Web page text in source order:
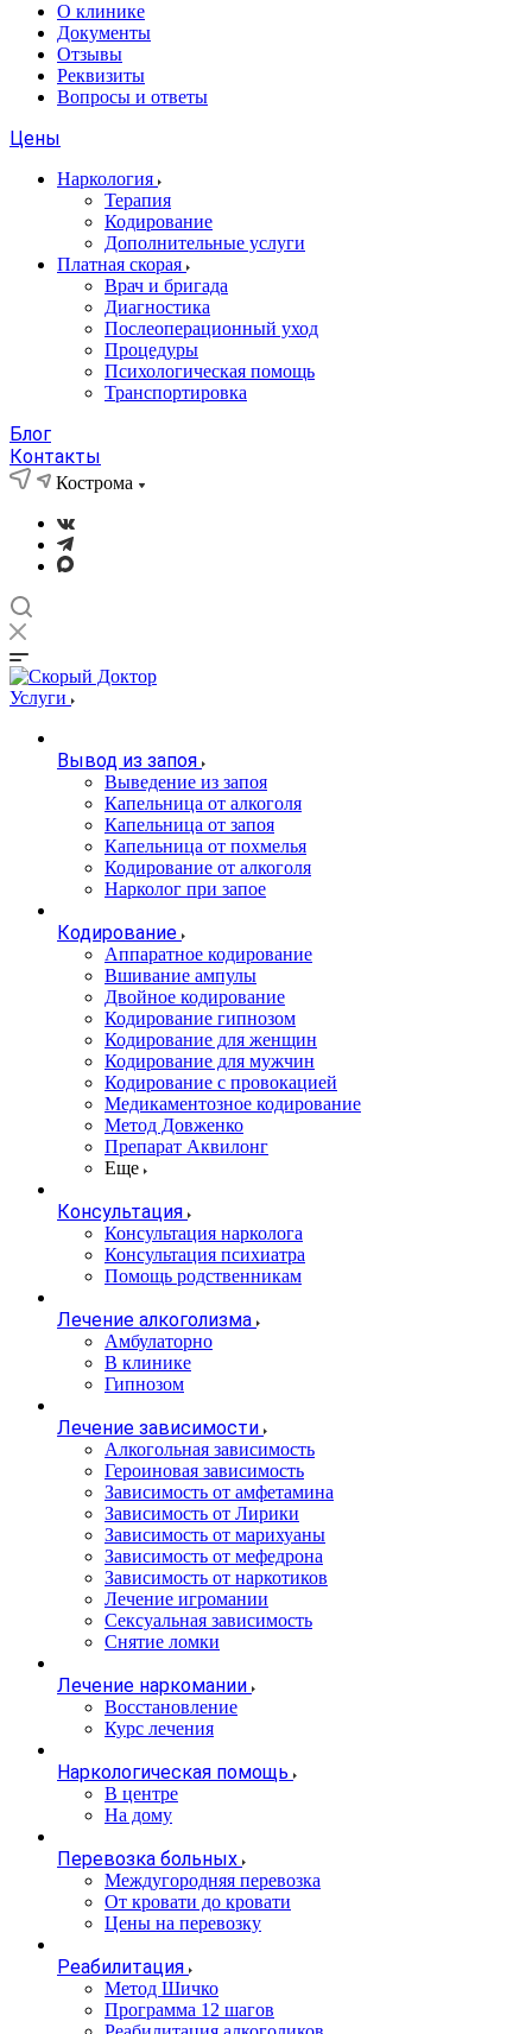
О клинике
Документы
Отзывы
Реквизиты
Вопросы и ответы
Цены
Наркология
Терапия
Кодирование
Дополнительные услуги
Платная скорая
Врач и бригада
Диагностика
Послеоперационный уход
Процедуры
Психологическая помощь
Транспортировка
Блог
Контакты
Кострома
Услуги
Вывод из запоя
Выведение из запоя
Капельница от алкоголя
Капельница от запоя
Капельница от похмелья
Кодирование от алкоголя
Нарколог при запое
Кодирование
Аппаратное кодирование
Вшивание ампулы
Двойное кодирование
Кодирование гипнозом
Кодирование для женщин
Кодирование для мужчин
Кодирование с провокацией
Медикаментозное кодирование
Метод Довженко
Препарат Аквилонг
Еще
Консультация
Консультация нарколога
Консультация психиатра
Помощь родственникам
Лечение алкоголизма
Амбулаторно
В клинике
Гипнозом
Лечение зависимости
Алкогольная зависимость
Героиновая зависимость
Зависимость от амфетамина
Зависимость от Лирики
Зависимость от марихуаны
Зависимость от мефедрона
Зависимость от наркотиков
Лечение игромании
Сексуальная зависимость
Снятие ломки
Лечение наркомании
Восстановление
Курс лечения
Наркологическая помощь
В центре
На дому
Перевозка больных
Междугородняя перевозка
От кровати до кровати
Цены на перевозку
Реабилитация
Метод Шичко
Программа 12 шагов